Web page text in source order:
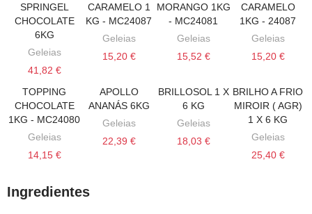
SPRINGEL
CHOCOLATE
6KG
Geleias
41,82 €
CARAMELO 1
KG - MC24087
Geleias
15,20 €
MORANGO 1KG
- MC24081
Geleias
15,52 €
CARAMELO
1KG - 24087
Geleias
15,20 €
ADICIONAR AO CARRINHO
TOPPING
CHOCOLATE
1KG - MC24080
Geleias
14,15 €
ADICIONAR AO CARRINHO
APOLLO
ANANÁS 6KG
Geleias
22,39 €
ADICIONAR AO CARRINHO
BRILLOSOL 1 X
6 KG
Geleias
18,03 €
ADICIONAR AO
BRILHO A FRIO
MIROIR ( AGR)
1 X 6 KG
Geleias
25,40 €
Ingredientes